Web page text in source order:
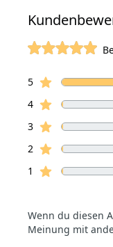
Bewertungen
5Sterne
4Sterne
3Sterne
2 Sterne
1
Sterne
Wenn du diesen
Meinung mit